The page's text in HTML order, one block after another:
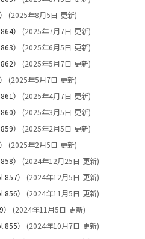
(2025年8月5日 更新)
）
(2025年7月7日 更新)
）
(2025年6月5日 更新)
）
(2025年5月7日 更新)
(2025年5月7日 更新)
）
(2025年4月7日 更新)
）
(2025年3月5日 更新)
）
(2025年2月5日 更新)
(2025年2月5日 更新)
）
(2024年12月25日 更新)
）
(2024年12月5日 更新)
）
(2024年11月5日 更新)
(2024年11月5日 更新)
）
(2024年10月7日 更新)